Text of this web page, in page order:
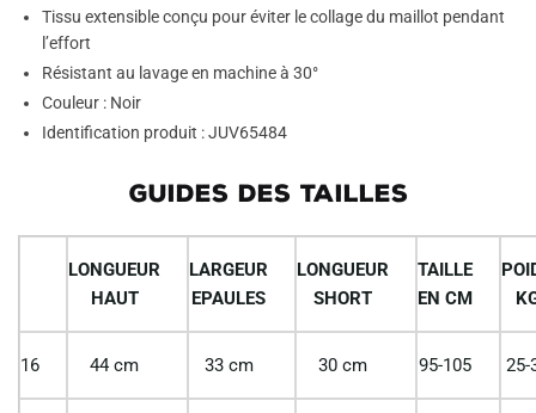
Tissu extensible conçu pour éviter le collage du maillot pendant
l’effort
Résistant au lavage en machine à 30°
Couleur : Noir
Identification produit : JUV65484
GUIDES DES TAILLES
LONGUEUR
HAUT
LARGEUR
EPAULES
LONGUEUR
SHORT
TAILLE
EN CM
16 44 cm 33 cm 30 cm 95-105 25-